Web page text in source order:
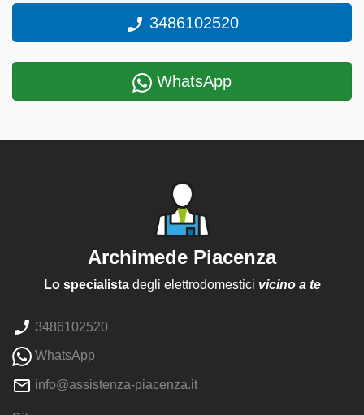
3486102520
WhatsApp
Archimede Piacenza
Lo specialistadegli elettrodomestici vicino a te
3486102520
WhatsApp
info@assistenza-piacenza.it